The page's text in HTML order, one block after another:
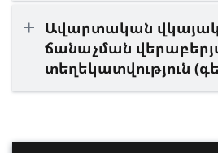
Ավարտական
ճանաչման
տեղեկատվություն